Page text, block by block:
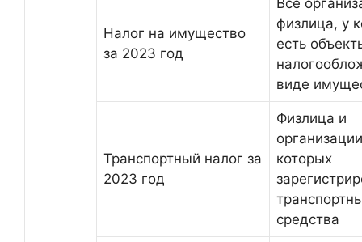
Налог на имущество
за 2023 год
Все
физлица, у
есть
виде
Транспортный налог за
2023 год
Физлица и
которых
средства